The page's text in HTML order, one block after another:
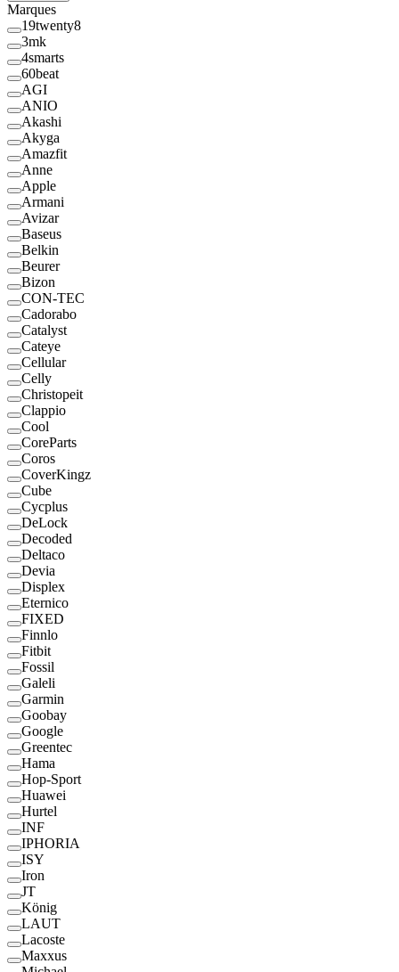
Marques
19twenty8
3mk
4smarts
60beat
AGI
ANIO
Akashi
Akyga
Amazfit
Anne
Apple
Armani
Avizar
Baseus
Belkin
Beurer
Bizon
CON-TEC
Cadorabo
Catalyst
Cateye
Cellular
Celly
Christopeit
Clappio
Cool
CoreParts
Coros
CoverKingz
Cube
Cycplus
DeLock
Decoded
Deltaco
Devia
Displex
Eternico
FIXED
Finnlo
Fitbit
Fossil
Galeli
Garmin
Goobay
Google
Greentec
Hama
Hop-Sport
Huawei
Hurtel
INF
IPHORIA
ISY
Iron
JT
König
LAUT
Lacoste
Maxxus